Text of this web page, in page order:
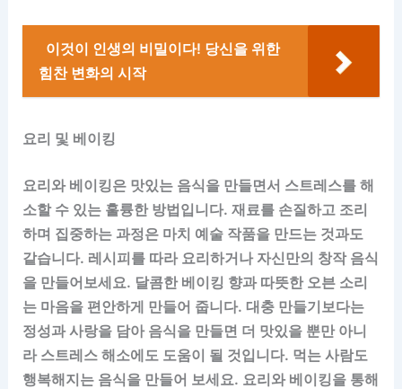
이것이 인생의 비밀이다! 당신을 위한
힘찬 변화의 시작
요리 및 베이킹
요리와 베이킹은 맛있는 음식을 만들면서 스트레스를 해
소할 수 있는 훌륭한 방법입니다. 재료를 손질하고 조리
하며 집중하는 과정은 마치 예술 작품을 만드는 것과도
같습니다. 레시피를 따라 요리하거나 자신만의 창작 음식
을 만들어보세요. 달콤한 베이킹 향과 따뜻한 오븐 소리
는 마음을 편안하게 만들어 줍니다. 대충 만들기보다는
정성과 사랑을 담아 음식을 만들면 더 맛있을 뿐만 아니
라 스트레스 해소에도 도움이 될 것입니다. 먹는 사람도
행복해지는 음식을 만들어 보세요. 요리와 베이킹을 통해